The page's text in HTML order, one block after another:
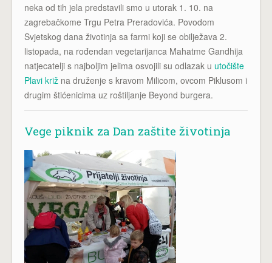
neka od tih jela predstavili smo u utorak 1. 10. na
zagrebačkome Trgu Petra Preradovića. Povodom
Svjetskog dana životinja sa farmi koji se obilježava 2.
listopada, na rođendan vegetarijanca Mahatme Gandhija
natjecatelji s najboljim jelima osvojili su odlazak u utočište
Plavi križ na druženje s kravom Milicom, ovcom Piklusom i
drugim štićenicima uz roštiljanje Beyond burgera.
Vege piknik za Dan zaštite životinja